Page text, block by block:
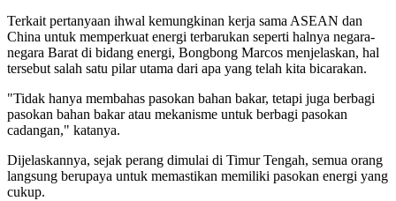
Terkait pertanyaan ihwal kemungkinan kerja sama ASEAN dan
China untuk memperkuat energi terbarukan seperti halnya negara-
negara Barat di bidang energi, Bongbong Marcos menjelaskan, hal
tersebut salah satu pilar utama dari apa yang telah kita bicarakan.
"Tidak hanya membahas pasokan bahan bakar, tetapi juga berbagi
pasokan bahan bakar atau mekanisme untuk berbagi pasokan
cadangan," katanya.
Dijelaskannya, sejak perang dimulai di Timur Tengah, semua orang
langsung berupaya untuk memastikan memiliki pasokan energi yang
cukup.